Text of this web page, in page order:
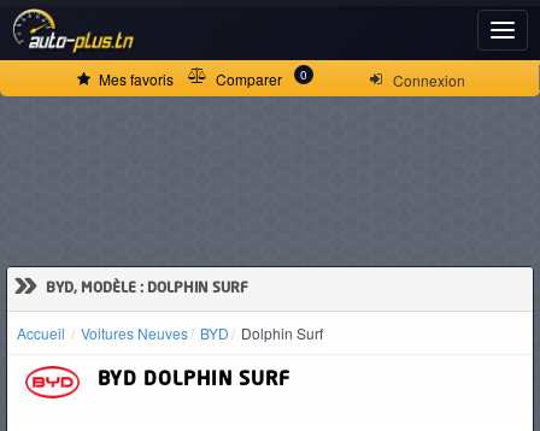
Connexion
Mes favoris Comparer 0
» BYD, MODÈLE : DOLPHIN SURF
Accueil Voitures Neuves BYD Dolphin Surf
BYD DOLPHIN SURF
ACCUEIL
D'OCCASION